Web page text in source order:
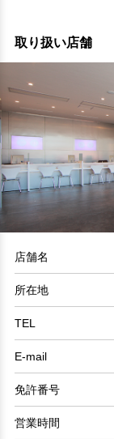
取り扱い店舗
店舗名
所在地
TEL
E-mail
免許番号
営業時間